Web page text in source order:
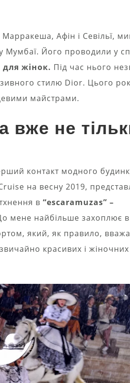
Афін і Севільї,
Його проводили у
жінок. Під час нього
стилю Dior. Цього
майстрами.
вже не
контакт модного
на весну 2019,
в “escaramuzas” –
мене найбільше захоплює в
який, як правило,
красивих і жіночних